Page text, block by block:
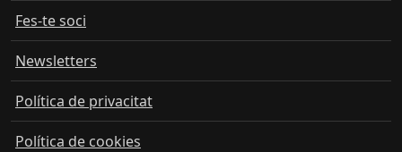
Fes-te soci
Newsletters
Política de privacitat
Política de cookies